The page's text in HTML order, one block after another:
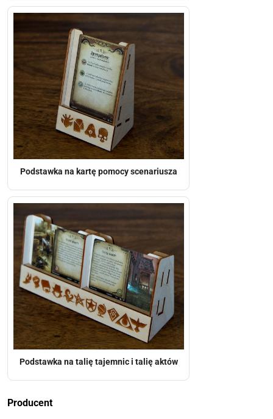
Podstawka na kartę pomocy scenariusza
Podstawka na talię tajemnic i talię aktów
Producent